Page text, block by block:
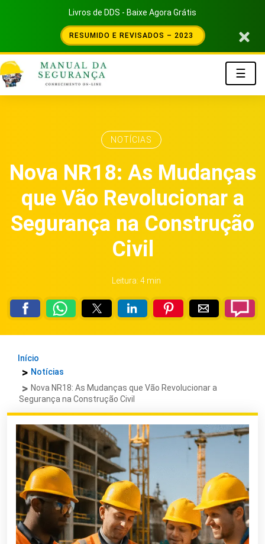
Livros de DDS - Baixe Agora Grátis
RESUMIDO E REVISADOS – 2023
☰
NOTÍCIAS
Nova NR18: As Mudanças
que Vão Revolucionar a
Segurança na Construção
Civil
Leitura: 4 min
Início
Notícias
Nova NR18: As Mudanças que Vão Revolucionar a
Segurança na Construção Civil